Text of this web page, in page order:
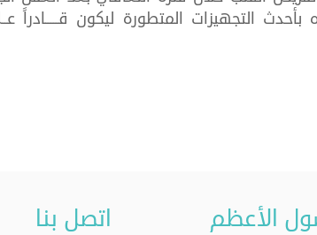
ﺑﺄﺣﺪث اﻟﺘﺠﻬﻴﺰات اﻟﻤﺘﻄﻮرة ﻟﻴﻜﻮن ﻗـــــﺎدراً
الأعظم اتصل بنا